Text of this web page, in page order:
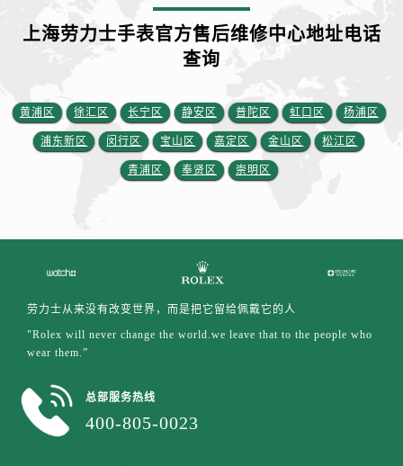
上海劳力士手表官方售后维修中心地址电话
查询
黄浦区 徐汇区 长宁区 静安区 普陀区 虹口区 杨浦区
浦东新区 闵行区 宝山区 嘉定区 金山区 松江区
青浦区 奉贤区 崇明区
劳力士从来没有改变世界，而是把它留给佩戴它的人
"Rolex will never change the world.we leave that to the people who
wear them.”
总部服务热线
400-805-0023